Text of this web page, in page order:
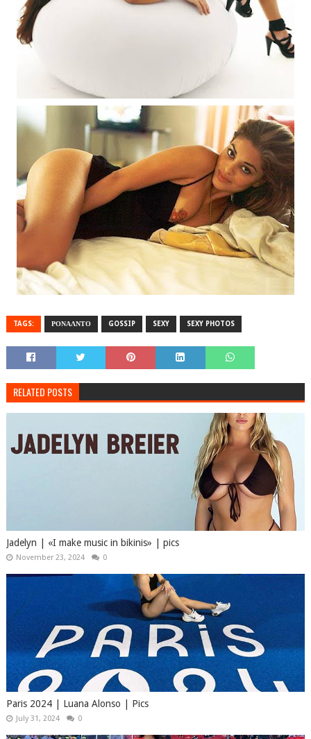
TAGS: ΡΟΝΑΛΝΤΟ GOSSIP SEXY SEXY PHOTOS
RELATED POSTS
Jadelyn | «I make music in bikinis» | pics
November 23, 2024 0
Paris 2024 | Luana Alonso | Pics
July 31, 2024 0